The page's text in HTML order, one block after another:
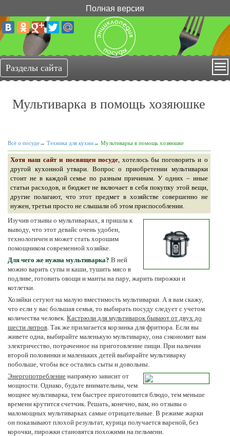
Полная версия
Мультиварка в помощь хозяюшке
Всё о посуде→ Техника для кухни→ Мультиварка в помощь хозяюшке
Хотя наш сайт и посвящен посуде, хотелось бы поговорить и о
другой кухонной утвари. Вопрос о приобретении мультиварки
стоит не в каждой семье по разным причинам. У одних ­– иные
статьи расходов, и бюджет не включает в себя покупку этой вещи,
другие полагают, что этот предмет в хозяйстве совершенно не
нужен, третьи просто не слышали об этом приспособлении.
Изучив отзывы о мультиварках, я пришла к
выводу, что этот девайс очень удобен,
технологичен и может стать хорошим
помощником современной хозяйке.
Для чего же нужна мультиварка? В ней
можно варить супы и каши, тушить мясо в
подливе, готовить овощи и манты на пару, жарить пирожки и
котлетки.
Хозяйки сетуют на малую вместимость мультиварки. А я вам скажу,
что если у вас большая семья, то выбирать посуду следует с учетом
количества человек. Кастрюли для мультиварок бывают от двух до
шести литров . Так же прилагается корзинка для фритюра. Если вы
живете одна, выбирайте маленькую мультиварку, она сэкономит вам
электричество, потраченное на приготовление пищи. При наличии
второй половинки и маленьких детей выбирайте мультиварку
побольше, чтобы все остались сыты и довольны.
Энергопотребление напрямую зависит от
мощности. Однако, будьте внимательны, чем
мощнее мультиварка, тем быстрее приготовится блюдо, тем меньше
времени крутится счетчик. Решать, конечно, вам, но отзывы о
маломощных мультиварках самые отрицательные. В режиме жарки
он показывают плохой результат, курица получается вареной, без
корочки, пирожки становятся похожими на пельмени.